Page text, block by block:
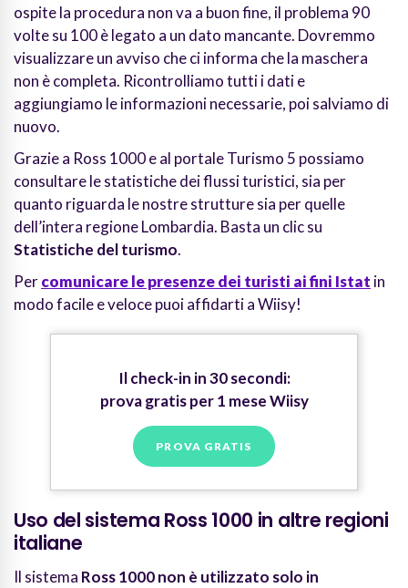
ospite la procedura non va a buon fine, il problema 90
volte su 100 è legato a un dato mancante. Dovremmo
visualizzare un avviso che ci informa che la maschera
non è completa. Ricontrolliamo tutti i dati e
aggiungiamo le informazioni necessarie, poi salviamo di
nuovo.
Grazie a Ross 1000 e al portale Turismo 5 possiamo
consultare le statistiche dei flussi turistici, sia per
quanto riguarda le nostre strutture sia per quelle
dell’intera regione Lombardia. Basta un clic su
Statistiche del turismo.
Percomunicare le presenze dei turisti ai fini Istat in
modo facile e veloce puoi affidarti a Wiisy!
Il check-in in 30 secondi:
prova gratis per 1 mese Wiisy
PROVA GRATIS
Uso del sistema Ross 1000 in altre regioni
italiane
Il sistema Ross 1000 non è utilizzato solo in